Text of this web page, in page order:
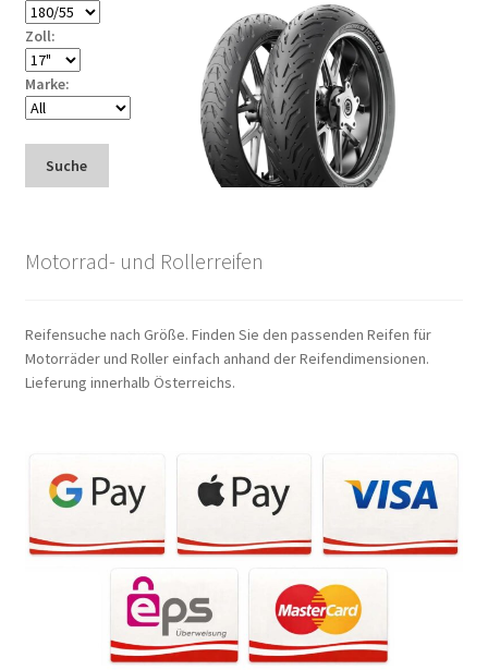
Zoll:
Marke:
Suche
Motorrad- und Rollerreifen
Reifensuche nach Größe. Finden Sie den passenden Reifen für
Motorräder und Roller einfach anhand der Reifendimensionen.
Lieferung innerhalb Österreichs.